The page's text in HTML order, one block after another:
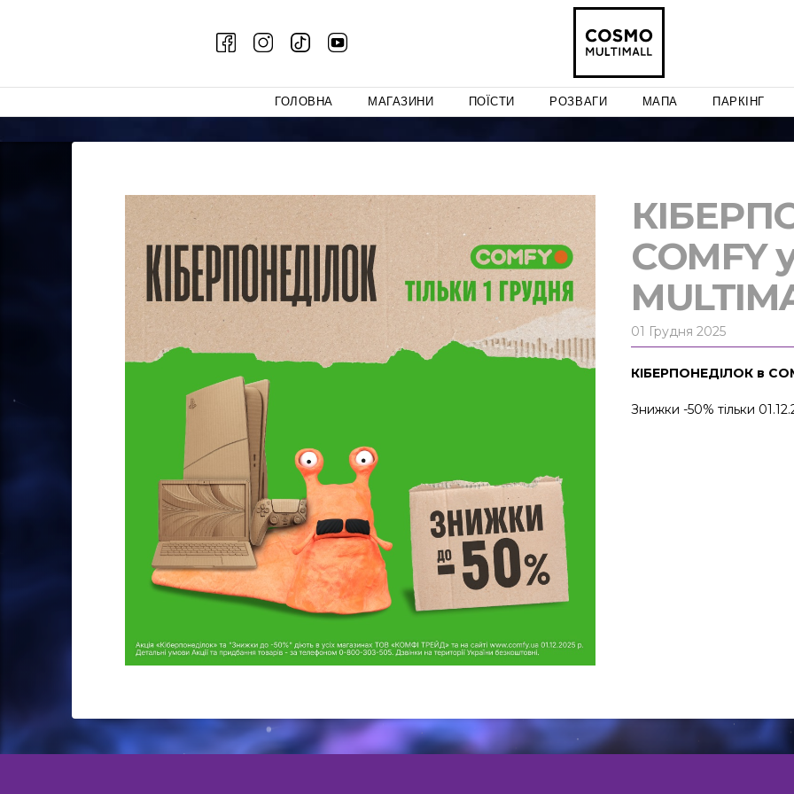
ГОЛОВНА МАГАЗИНИ ПОЇСТИ РОЗВАГИ МАПА ПАРКІНГ
COMFY
01 Грудня 2025
КІБЕРПОНЕДІЛОК в
Знижки -50% тільки